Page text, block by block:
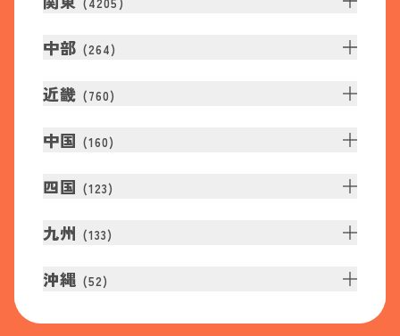
中部 (264)
近畿 (760)
中国 (160)
四国 (123)
九州 (133)
沖縄 (52)